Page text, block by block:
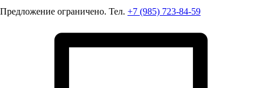
Предложение ограничено. Тел. +7 (985) 723-84-59